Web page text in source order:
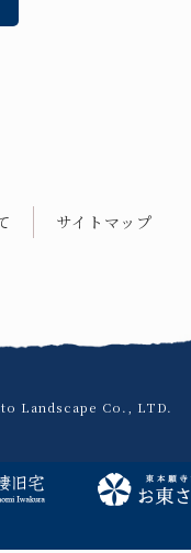
サイトマップ
Landscape Co., LTD.